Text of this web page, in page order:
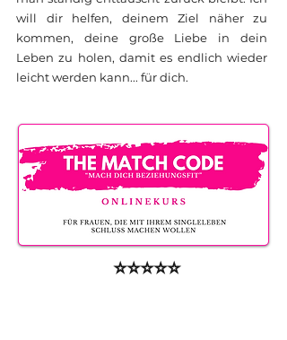
will dir helfen, deinem Ziel näher zu
kommen, deine große Liebe in dein
Leben zu holen, damit es endlich wieder
leicht werden kann... für dich.
⭐️⭐️⭐️⭐️⭐️